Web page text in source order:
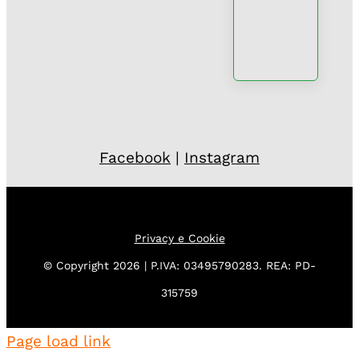
Facebook | Instagram
Privacy e Cookie
© Copyright 2026 | P.IVA: 03495790283. REA: PD-
315759
Page load link